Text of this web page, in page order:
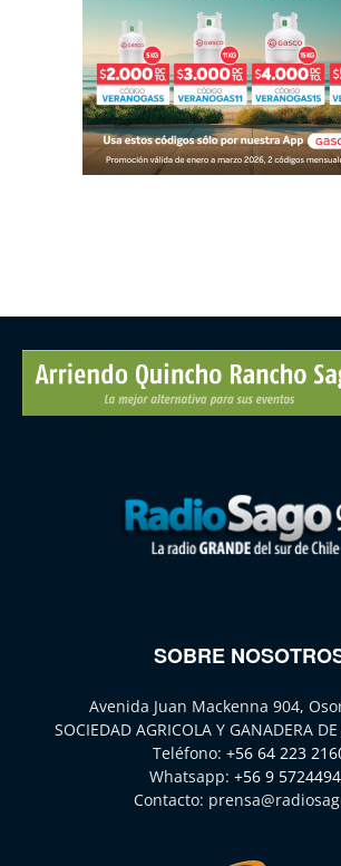
SOBRE
Avenida Juan Mackenna 904,
SOCIEDAD AGRICOLA Y GANADERA
Teléfono: +56 64 223
Whatsapp: +56 9
Contacto: